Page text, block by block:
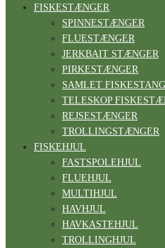
FISKESTÆNGER
SPINNESTÆNGER
FLUESTÆNGER
JERKBAIT STÆNGER
PIRKESTÆNGER
SAMLET
TELESKOP
REJSESTÆNGER
TROLLINGSTÆNGER
FISKEHJUL
FASTSPOLEHJUL
FLUEHJUL
MULTIHJUL
HAVHJUL
HAVKASTEHJUL
TROLLINGHJUL